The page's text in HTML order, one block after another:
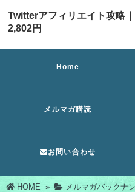
Twitterアフィリエイト攻略
2,802円
Home
メルマガ購読
お問い合わせ
HOME » メルマガバックナ